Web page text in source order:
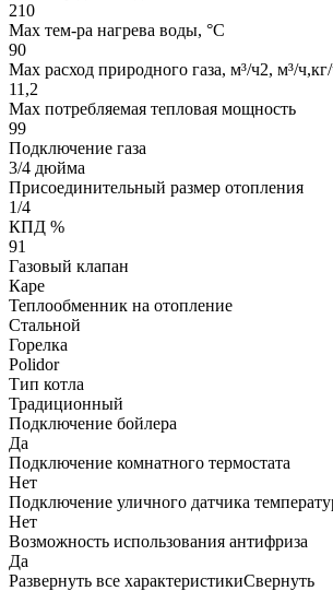
210
Мах тем-ра нагрева воды, °С
90
Max расход природного газа, м³/ч2, м³/
11,2
Мах потребляемая тепловая мощность
99
Подключение газа
3/4 дюйма
Присоединительный размер отопления
1/4
КПД %
91
Газовый клапан
Каре
Теплообменник на отопление
Стальной
Горелка
Polidor
Тип котла
Традиционный
Подключение бойлера
Да
Подключение комнатного термостата
Нет
Подключение уличного датчика
Нет
Возможность использования антифриза
Да
Развернуть все характеристикиСвернуть